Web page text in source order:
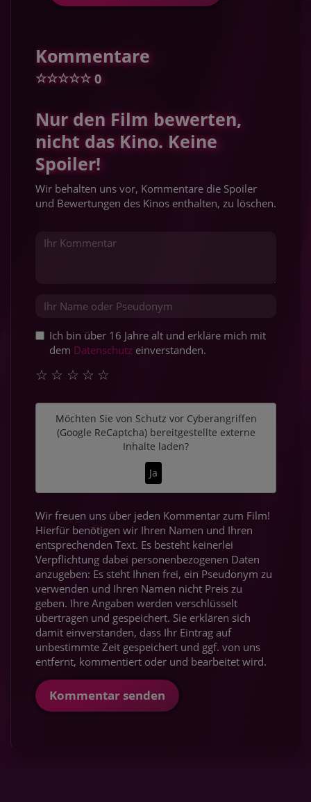
Kommentare
☆☆☆☆☆ 0
Nur den Film bewerten,
nicht das Kino. Keine
Spoiler!
Wir behalten uns vor, Kommentare die Spoiler
und Bewertungen des Kinos enthalten, zu löschen.
Ich bin über 16 Jahre alt und erkläre mich mit
dem Datenschutz einverstanden.
☆
☆
☆
☆
☆
Möchten Sie von Schutz vor Cyberangriffen
(Google ReCaptcha)bereitgestellte externe
Inhalte laden?
Ja
Wir freuen uns über jeden Kommentar zum Film!
Hierfür benötigen wir Ihren Namen und Ihren
entsprechenden Text. Es besteht keinerlei
Verpflichtung dabei personenbezogenen Daten
anzugeben: Es steht Ihnen frei, ein Pseudonym zu
verwenden und Ihren Namen nicht Preis zu
geben. Ihre Angaben werden verschlüsselt
übertragen und gespeichert. Sie erklären sich
damit einverstanden, dass Ihr Eintrag auf
unbestimmte Zeit gespeichert und ggf. von uns
entfernt, kommentiert oder und bearbeitet wird.
Kommentar senden